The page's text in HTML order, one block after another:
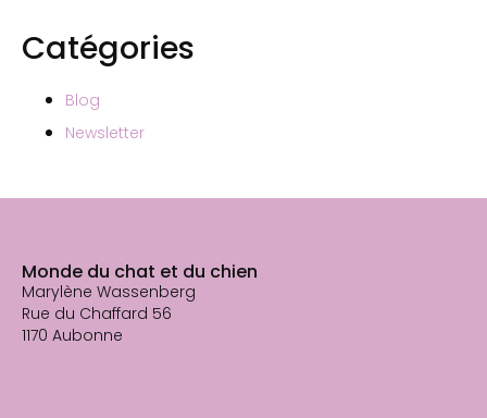
Catégories
Blog
Newsletter
Monde du chat et du chien
Marylène Wassenberg
Rue du Chaffard 56
1170 Aubonne